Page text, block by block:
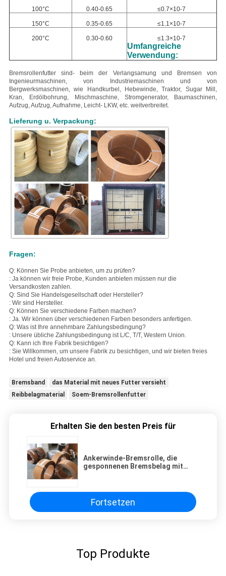
100°C 0.40-0.65 ≤0.7×10-7
150°C 0.35-0.65 ≤1.1×10-7
200°C 0.30-0.60 ≤1.3×10-7
Umfangreiche
Verwendung:
Bremsrollenfutter sind- beim der Verlangsamung und Bremsen von
Ingenieurmaschinen, von Industriemaschinen und von
Bergwerksmaschinen, wie Handkurbel, Hebewinde, Traktor, Sugar Mill,
Kran, Erdölbohrung, Mischmaschine, Stromgenerator, Baumaschinen,
Aufzug, Aufzug, Aufnahme, Leicht- LKW, etc. weitverbreitet.
Lieferung u. Verpackung:
Fragen:
Q: Können Sie Probe anbieten, um zu prüfen?
: Ja können wir freie Probe, Kunden anbieten müssen nur die
Versandkosten zahlen.
Q: Sind Sie Handelsgesellschaft oder Hersteller?
: Wir sind Hersteller.
Q: Können Sie verschiedene Farben machen?
: Ja. Wir können über verschiedenen Farben besonders anfertigen.
Q: Was ist Ihre annehmbare Zahlungsbedingung?
: Unsere übliche Zahlungsbedingung ist L/C, T/T, Western Union.
Q: Kann ich Ihre Fabrik besichtigen?
: Sie Willkommen, um unsere Fabrik zu besichtigen, und wir bieten freies
Hotel und freien Autoservice an.
Bremsband
das Material mit neues Futter versieht
Reibbelagmaterial
Soem-Bremsrollenfutter
Erhalten Sie den besten Preis für
Ankerwinde-Bremsrolle, die
gesponnenen Bremsbelag mit
Fortsetzen
Top Produkte